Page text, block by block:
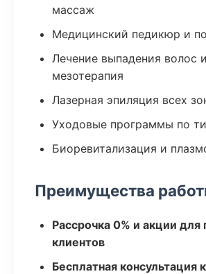
массаж
Медицинский педикюр и
Лечение выпадения волос и
мезотерапия
Лазерная эпиляция всех
Уходовые программы по
Биоревитализация и
Преимущества
Рассрочка 0% и акции для
клиентов
Бесплатная консультация